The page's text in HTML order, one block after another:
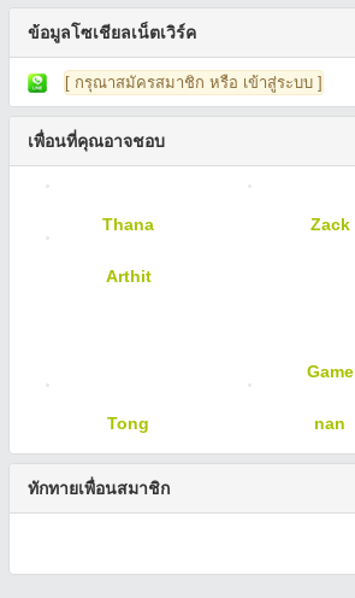
ข้อมูลโซเชียลเน็ตเวิร์ค
[ กรุณาสมัครสมาชิก หรือ เข้าสู่ระบบ ]
เพื่อนที่คุณอาจชอบ
Thana Zack
Arthit
Game
Tong nan
ทักทายเพื่อนสมาชิก